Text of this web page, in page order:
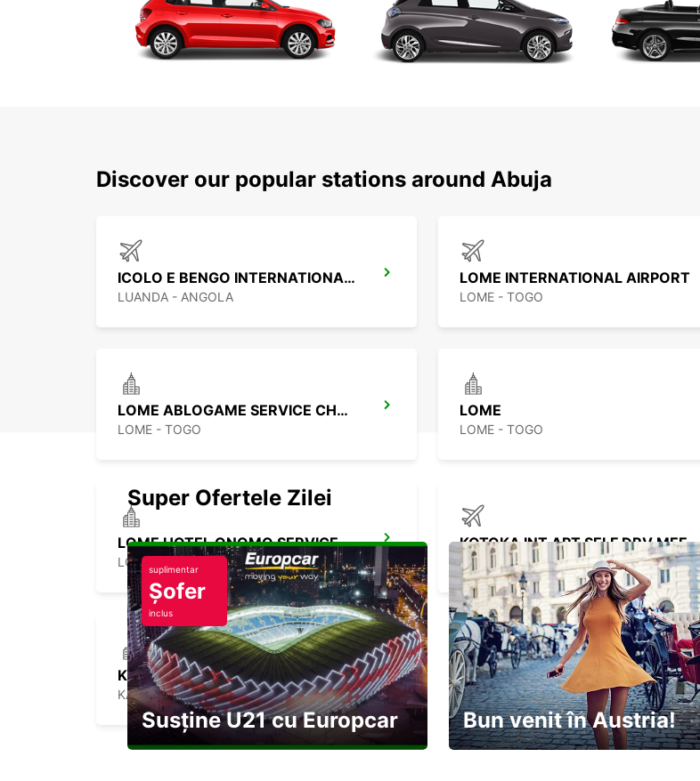
Discover our popular stations around Abuja
ICOLO E BENGO INTERNATIONAL AIRPORT
LUANDA - ANGOLA
LOME INTERNATIONAL AIRPORT
LOME - TOGO
LOME ABLOGAME SERVICE CHAUFFEUR
LOME - TOGO
LOME
LOME - TOGO
LOME HOTEL ONOMO SERVICE CHAUFFEUR
LOME - TOGO
KOTOKA INT APT SELF DRV MEET GREET
ACCRA - GHANA
KARS
KARS - TURKEY
Super Ofertele Zilei
suplimentar
Șofer
inclus
Susține U21 cu Europcar Bun venit în Austria!